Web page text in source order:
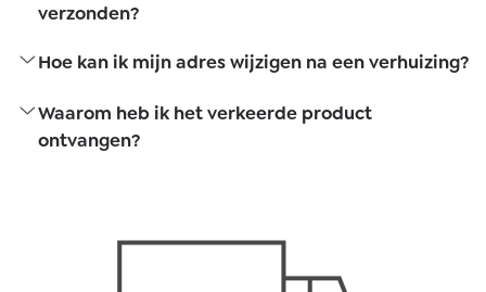
verzonden?
Hoe kan ik mijn adres wijzigen na een verhuizing?
Waarom heb ik het verkeerde product
ontvangen?